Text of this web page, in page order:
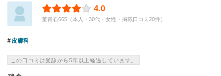
4.0
菫青石665（本人・30代・女性・掲載口コミ20件）
皮膚科
この口コミは受診から5年以上経過しています。